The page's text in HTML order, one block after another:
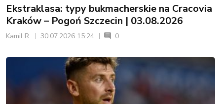
Ekstraklasa: typy bukmacherskie na Cracovia
Kraków – Pogoń Szczecin | 03.08.2026
Kamil R. 30.07.2026 15:24 0